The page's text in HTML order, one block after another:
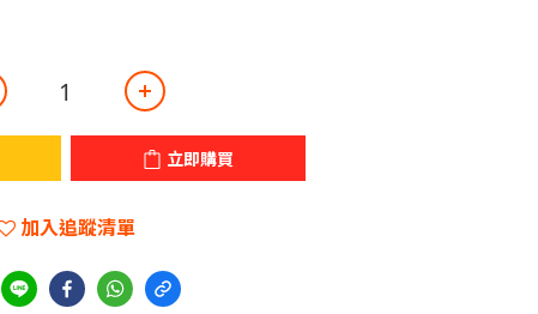
立即購買
加入追蹤清單